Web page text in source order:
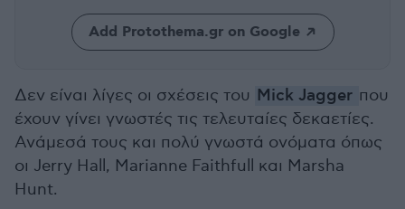
Add Protothema.gr on Google
Δεν είναι λίγες οι σχέσεις του Mick Jagger που
έχουν γίνει γνωστές τις τελευταίες δεκαετίες.
Ανάμεσά τους και πολύ γνωστά ονόματα όπως
οι Jerry Hall, Marianne Faithfull και Marsha
Hunt.